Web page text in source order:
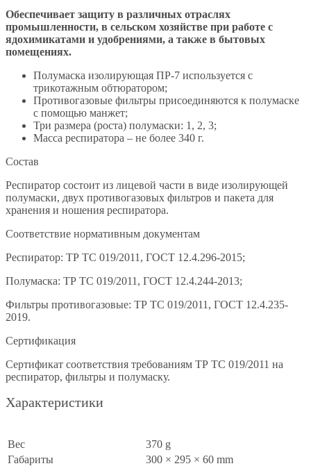
Обеспечивает защиту в различных отраслях
промышленности, в сельском хозяйстве при работе с
ядохимикатами и удобрениями, а также в бытовых
помещениях.
Полумаска изолирующая ПР-7 используется с
трикотажным обтюратором;
Противогазовые фильтры присоединяются к полумаске
с помощью манжет;
Три размера (роста) полумаски: 1, 2, 3;
Масса респиратора – не более 340 г.
Состав
Респиратор состоит из лицевой части в виде изолирующей
полумаски, двух противогазовых фильтров и пакета для
хранения и ношения респиратора.
Соответствие нормативным документам
Респиратор: ТР ТС 019/2011, ГОСТ 12.4.296-2015;
Полумаска: ТР ТС 019/2011, ГОСТ 12.4.244-2013;
Фильтры противогазовые: ТР ТС 019/2011, ГОСТ 12.4.235-
2019.
Сертификация
Сертификат соответствия требованиям ТР ТС 019/2011 на
респиратор, фильтры и полумаску.
Характеристики
Вес
370 g
Габариты
300 × 295 × 60 mm